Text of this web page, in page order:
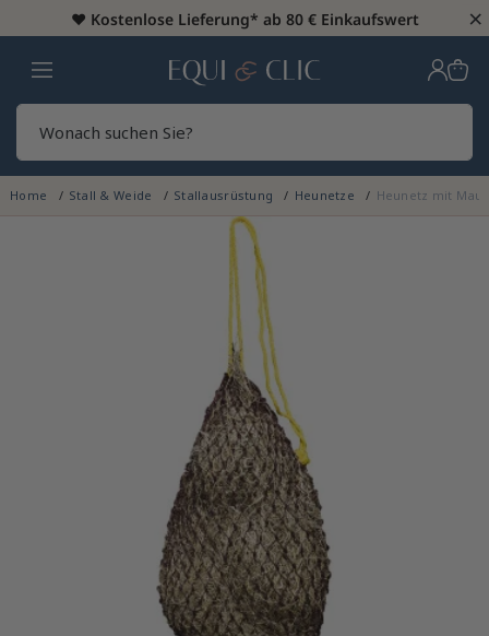
♥️ Kostenlose Lieferung* ab 80 € Einkaufswert ×
Heim
Home Stall & Weide Stallausrüstung Heunetze Heunetz mit